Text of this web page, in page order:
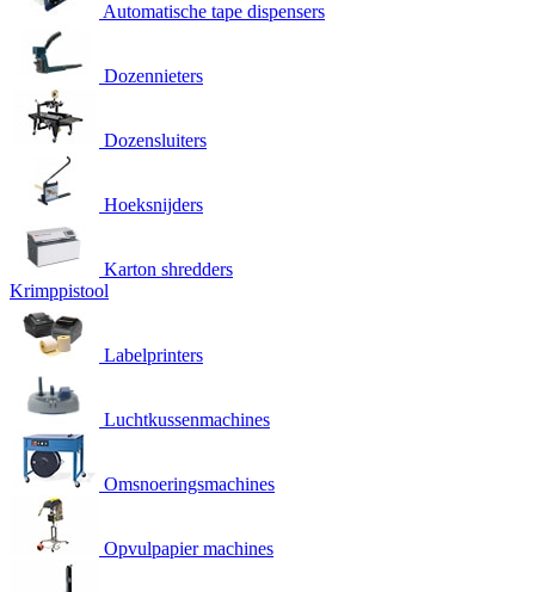
Automatische tape dispensers
Dozennieters
Dozensluiters
Hoeksnijders
Karton shredders
Krimppistool
Labelprinters
Luchtkussenmachines
Omsnoeringsmachines
Opvulpapier machines